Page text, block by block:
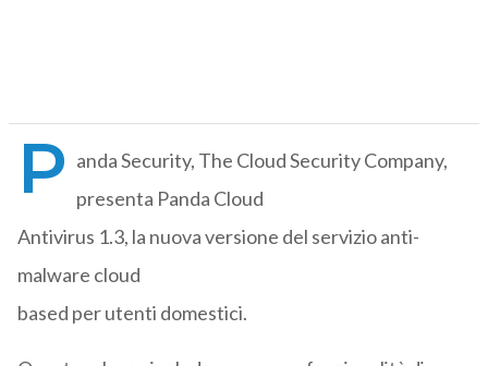
P anda Security, The Cloud Security Company,
presenta Panda Cloud
Antivirus 1.3, la nuova versione del servizio anti-
malware cloud
based per utenti domestici.